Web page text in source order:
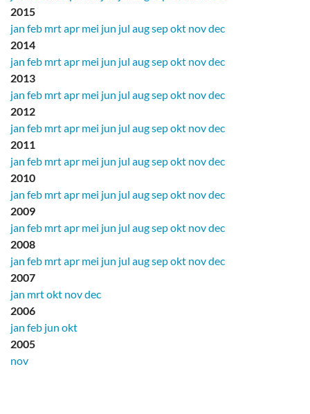
2015
jan feb mrtapr mei jun jul augsepokt novdec
2014
jan feb mrtapr mei jun jul augsepokt novdec
2013
jan feb mrtapr mei jun jul augsepokt novdec
2012
jan feb mrtapr mei jun jul augsepokt novdec
2011
jan feb mrtapr mei jun jul augsepokt novdec
2010
jan feb mrtapr mei jun jul augsepokt novdec
2009
jan feb mrtapr mei jun jul augsepokt novdec
2008
jan feb mrtapr mei jun jul augsepokt novdec
2007
jan mrtokt novdec
2006
jan feb jun okt
2005
nov